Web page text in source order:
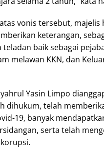
vonis tersebut, majelis
keterangan,
baik sebagai
melawan KKN, dan
Yasin Limpo
dihukum, telah
19, banyak
serta telah